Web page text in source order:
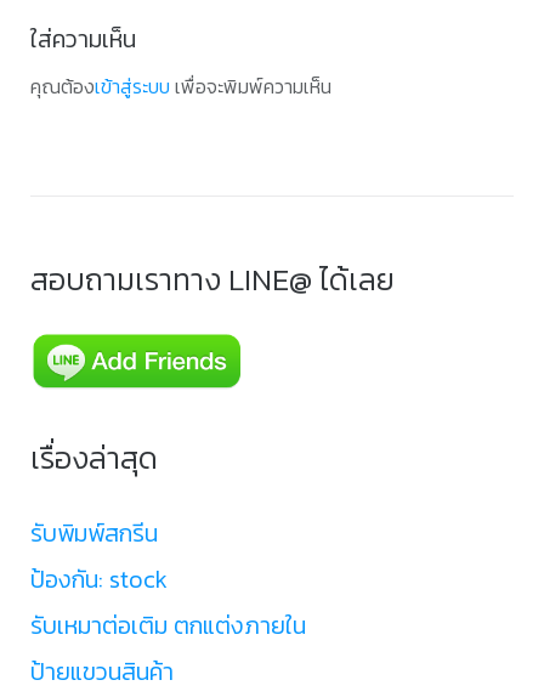
ใส่ความเห็น
คุณต้องเข้าสู่ระบบ เพื่อจะพิมพ์ความเห็น
สอบถามเราทาง LINE@ ได้เลย
เรื่องล่าสุด
รับพิมพ์สกรีน
ป้องกัน: stock
รับเหมาต่อเติม ตกแต่งภายใน
ป้ายแขวนสินค้า